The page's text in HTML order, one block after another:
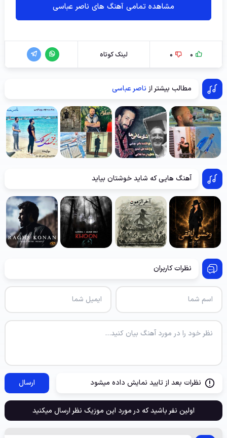
مشاهده تمامی آهنگ های ناصر عباسی
0
0 لینک کوتاه
مطالب بیشتر از ناصر عباسی
آهنگ هایی که شاید خوشتان بیاید
نظرات کاربران
نظرات بعد از تایید نمایش داده میشود ارسال
اولین نفر باشید که در مورد این موزیک نظر ارسال میکنید